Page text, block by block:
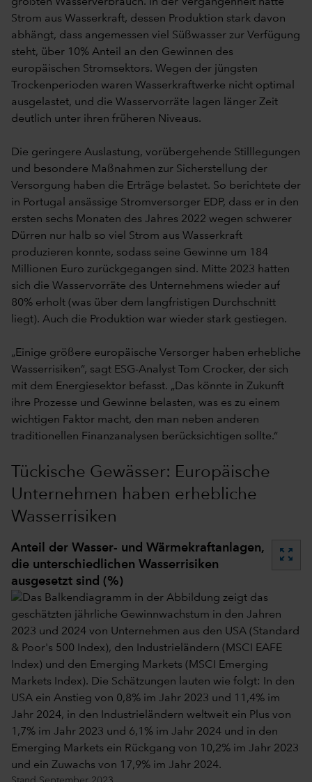
größten Wasserverbrauch. In der Vergangenheit hatte
Strom aus Wasserkraft, dessen Produktion stark davon
abhängt, dass angemessen viel Süßwasser zur Verfügung
steht, über 10% Anteil an den Gewinnen des
europäischen Stromsektors. Wegen der jüngsten
Trockenperioden waren Wasserkraftwerke nicht optimal
ausgelastet, und die Wasservorräte lagen länger Zeit
deutlich unter ihren früheren Niveaus.
Die geringere Auslastung, vorübergehende Stilllegungen
und besondere Maßnahmen zur Sicherstellung der
Versorgung haben die Erträge belastet. So berichtete der
in Portugal ansässige Stromversorger EDP, dass er in den
ersten sechs Monaten des Jahres 2022 wegen schwerer
Dürren nur halb so viel Strom aus Wasserkraft
produzieren konnte, sodass seine Gewinne um 184
Millionen Euro zurückgegangen sind. Mitte 2023 hatten
sich die Wasservorräte des Unternehmens wieder auf
80% erholt (was über dem langfristigen Durchschnitt
liegt). Auch die Produktion war wieder stark gestiegen.
„Einige größere europäische Versorger haben erhebliche
Wasserrisiken“, sagt ESG-Analyst Tom Crocker, der sich
mit dem Energiesektor befasst. „Das könnte in Zukunft
ihre Prozesse und Gewinne belasten, was es zu einem
wichtigen Faktor macht, den man neben anderen
traditionellen Finanzanalysen berücksichtigen sollte.“
Tückische Gewässer: Europäische
Unternehmen haben erhebliche
Wasserrisiken
Anteil der Wasser- und Wärmekraftanlagen,
die unterschiedlichen Wasserrisiken
ausgesetzt sind (%)
zoom_out_map